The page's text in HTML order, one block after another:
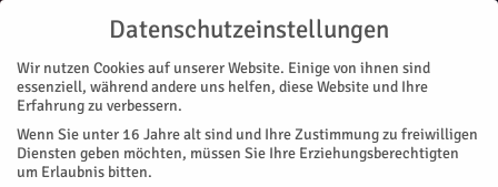
Start
Datenschutzeinstellungen
Wir nutzen Cookies auf unserer Website. Einige von ihnen sind
essenziell, während andere uns helfen, diese Website und Ihre
Erfahrung zu verbessern.
Wenn Sie unter 16 Jahre alt sind und Ihre Zustimmung zu freiwilligen
Diensten geben möchten, müssen Sie Ihre Erziehungsberechtigten
um Erlaubnis bitten.